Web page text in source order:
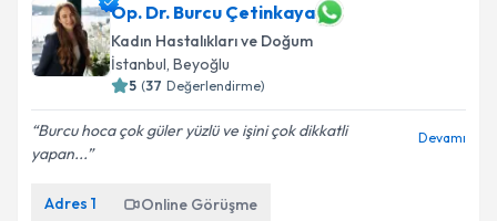
Op. Dr. Burcu Çetinkaya
Kadın Hastalıkları ve Doğum
İstanbul, Beyoğlu
5 (37 Değerlendirme)
Burcu hoca çok güler yüzlü ve işini çok dikkatli
yapan...
Devamı
Adres 1 Online Görüşme